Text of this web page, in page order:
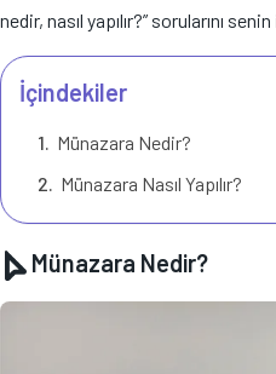
nedir, nasıl yapılır?” sorularını
İçindekiler
Münazara Nedir?
Münazara Nasıl Yapılır?
Münazara Nedir?